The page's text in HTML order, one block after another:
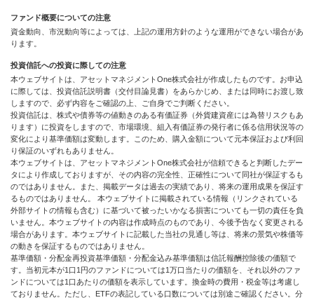
ファンド概要についての注意
資金動向、市況動向等によっては、上記の運用方針のような運用ができない場合があ
ります。
投資信託への投資に際しての注意
本ウェブサイトは、アセットマネジメントOne株式会社が作成したものです。お申込
に際しては、投資信託説明書（交付目論見書）をあらかじめ、または同時にお渡し致
しますので、必ず内容をご確認の上、ご自身でご判断ください。
投資信託は、株式や債券等の値動きのある有価証券（外貨建資産には為替リスクもあ
ります）に投資をしますので、市場環境、組入有価証券の発行者に係る信用状況等の
変化により基準価額は変動します。このため、購入金額について元本保証および利回
り保証のいずれもありません。
本ウェブサイトは、アセットマネジメントOne株式会社が信頼できると判断したデー
タにより作成しておりますが、その内容の完全性、正確性について同社が保証するも
のではありません。また、掲載データは過去の実績であり、将来の運用成果を保証す
るものではありません。 本ウェブサイトに掲載されている情報（リンクされている
外部サイトの情報も含む）に基づいて被ったいかなる損害についても一切の責任を負
いません。本ウェブサイトの内容は作成時点のものであり、今後予告なく変更される
場合があります。本ウェブサイトに記載した当社の見通し等は、将来の景気や株価等
の動きを保証するものではありません。
基準価額・分配金再投資基準価額・分配金込み基準価額は信託報酬控除後の価額で
す。当初元本が1口1円のファンドについては1万口当たりの価額を、それ以外のファ
ンドについては1口あたりの価額を表示しています。換金時の費用・税金等は考慮し
ておりません。ただし、ETFの表記している口数については別途ご確認ください。分